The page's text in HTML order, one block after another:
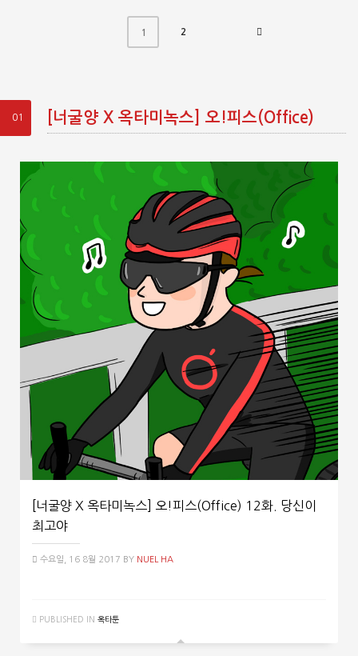
1 2
01 [너굴양 X 옥타미녹스] 오!피스(Office)
[너굴양 X 옥타미녹스] 오!피스(Office) 12화. 당신이
최고야
수요일, 16 8월 2017 BY NUEL HA
PUBLISHED IN 옥타툰